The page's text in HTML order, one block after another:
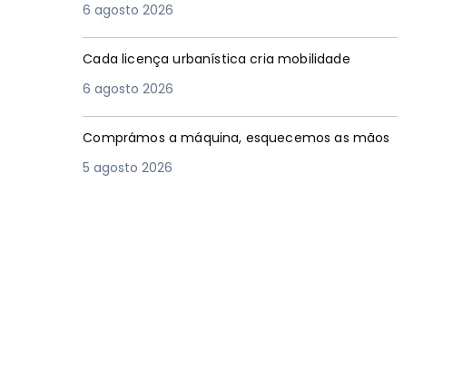
6 agosto 2026
Cada licença urbanística cria mobilidade
6 agosto 2026
Comprámos a máquina, esquecemos as mãos
5 agosto 2026